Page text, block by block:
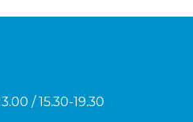
/ 15.30-19.30